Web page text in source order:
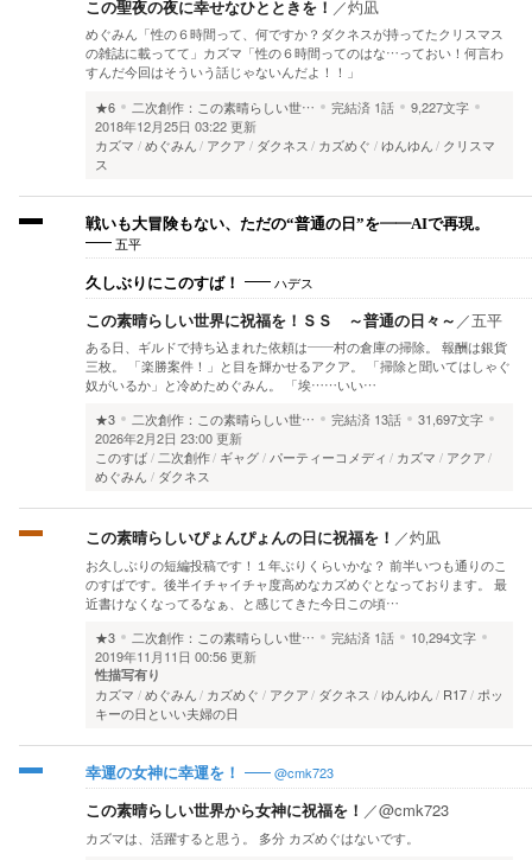
この聖夜の夜に幸せなひとときを！ ／灼凪
めぐみん「性の６時間って、何ですか？ダクネスが持ってたクリスマス
の雑誌に載ってて」カズマ「性の６時間ってのはな…っておい！何言わ
すんだ今回はそういう話じゃないんだよ！！」
★6
二次創作：この素晴らしい世… 完結済 1話
9,227文字
2018年12月25日 03:22 更新
カズマ
めぐみん アクア ダクネス カズめぐ ゆんゆん
クリスマ
ス
戦いも大冒険もない、ただの“普通の日”を――AIで再現。
五平
久しぶりにこのすば！ ハデス
この素晴らしい世界に祝福を！ＳＳ ～普通の日々～ ／五平
ある日、ギルドで持ち込まれた依頼は――村の倉庫の掃除。 報酬は銀貨
三枚。 「楽勝案件！」と目を輝かせるアクア。 「掃除と聞いてはしゃぐ
奴がいるか」と冷めためぐみん。 「埃……いい…
★3
二次創作：この素晴らしい世… 完結済 13話
31,697文字
2026年2月2日 23:00 更新
このすば 二次創作 ギャグ パーティーコメディ カズマ
アクア
めぐみん
ダクネス
この素晴らしいぴょんぴょんの日に祝福を！ ／灼凪
お久しぶりの短編投稿です！１年ぶりくらいかな？ 前半いつも通りのこ
のすばです。後半イチャイチャ度高めなカズめぐとなっております。 最
近書けなくなってるなぁ、と感じてきた今日この頃…
★3
二次創作：この素晴らしい世… 完結済 1話
10,294文字
2019年11月11日 00:56 更新
性描写有り
カズマ めぐみん カズめぐ アクア ダクネス ゆんゆん R17
ポッ
キーの日といい夫婦の日
幸運の女神に幸運を！ @cmk723
この素晴らしい世界から女神に祝福を！ ／@cmk723
カズマは、活躍すると思う。 多分 カズめぐはないです。